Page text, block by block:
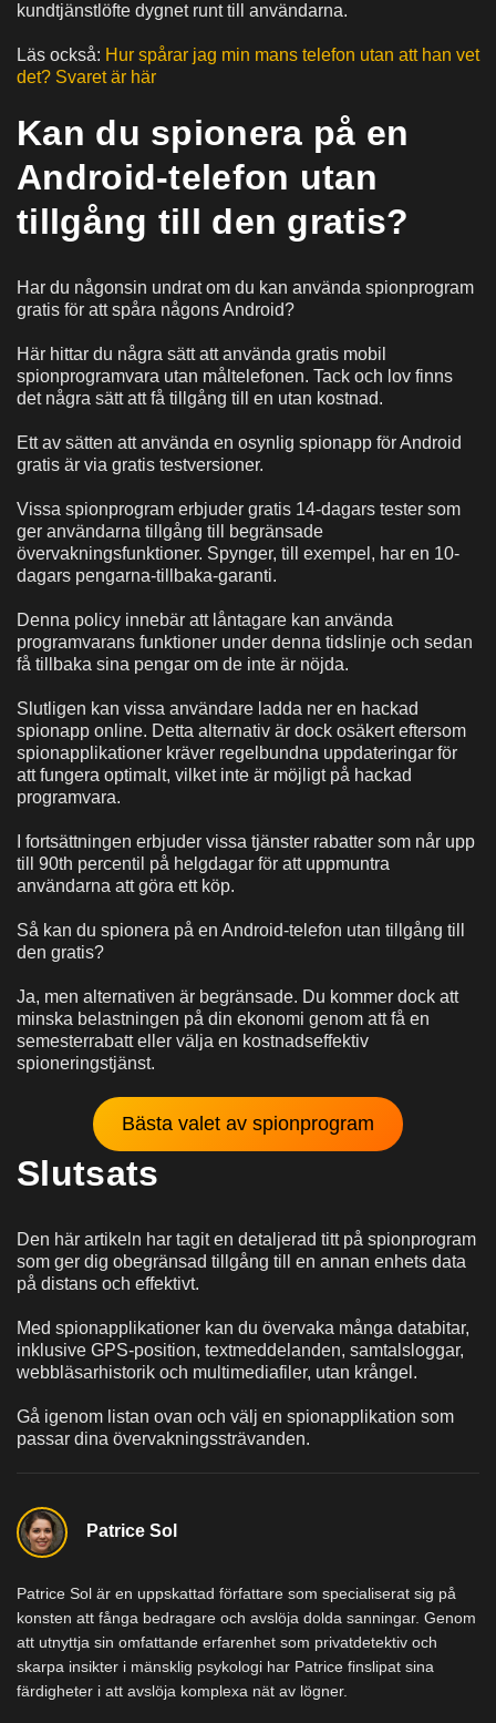
kundtjänstlöfte dygnet runt till användarna.
Läs också: Hur spårar jag min mans telefon utan att han vet
det? Svaret är här
Kan du spionera på en
Android-telefon utan
tillgång till den gratis?
Har du någonsin undrat om du kan använda spionprogram
gratis för att spåra någons Android?
Här hittar du några sätt att använda gratis mobil
spionprogramvara utan måltelefonen. Tack och lov finns
det några sätt att få tillgång till en utan kostnad.
Ett av sätten att använda en osynlig spionapp för Android
gratis är via gratis testversioner.
Vissa spionprogram erbjuder gratis 14-dagars tester som
ger användarna tillgång till begränsade
övervakningsfunktioner. Spynger, till exempel, har en 10-
dagars pengarna-tillbaka-garanti.
Denna policy innebär att låntagare kan använda
programvarans funktioner under denna tidslinje och sedan
få tillbaka sina pengar om de inte är nöjda.
Slutligen kan vissa användare ladda ner en hackad
spionapp online. Detta alternativ är dock osäkert eftersom
spionapplikationer kräver regelbundna uppdateringar för
att fungera optimalt, vilket inte är möjligt på hackad
programvara.
I fortsättningen erbjuder vissa tjänster rabatter som når upp
till 90th percentil på helgdagar för att uppmuntra
användarna att göra ett köp.
Så kan du spionera på en Android-telefon utan tillgång till
den gratis?
Ja, men alternativen är begränsade. Du kommer dock att
minska belastningen på din ekonomi genom att få en
semesterrabatt eller välja en kostnadseffektiv
spioneringstjänst.
Bästa valet av spionprogram
Slutsats
Den här artikeln har tagit en detaljerad titt på spionprogram
som ger dig obegränsad tillgång till en annan enhets data
på distans och effektivt.
Med spionapplikationer kan du övervaka många databitar,
inklusive GPS-position, textmeddelanden, samtalsloggar,
webbläsarhistorik och multimediafiler, utan krångel.
Gå igenom listan ovan och välj en spionapplikation som
passar dina övervakningssträvanden.
Patrice Sol
Patrice Sol är en uppskattad författare som specialiserat sig på
konsten att fånga bedragare och avslöja dolda sanningar. Genom
att utnyttja sin omfattande erfarenhet som privatdetektiv och
skarpa insikter i mänsklig psykologi har Patrice finslipat sina
färdigheter i att avslöja komplexa nät av lögner.